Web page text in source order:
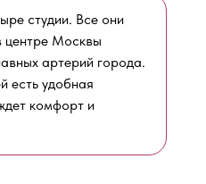
студии. Все они
центре Москвы
артерий города.
есть удобная
комфорт и